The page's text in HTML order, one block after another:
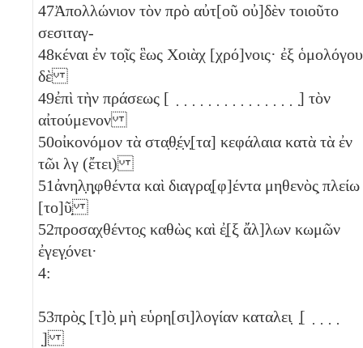
47Ἀπολλώνιον τὸν πρὸ αὐτ[οῦ οὐ]δὲν τοιοῦτο
σεσιταγ-
48κέναι ἐν το̣ῖς ἓως Χοιὰχ [χρό]νοις· ἐξ ὁμολόγου
δὲ
49ἐπὶ τὴν πράσεως [ ̣ ̣ ̣ ̣ ̣ ̣ ̣ ̣ ̣ ̣ ̣ ̣ ̣ ̣ ̣ ̣] τὸν
αἰτούμενον
50οἰκονόμον τὰ στα̣θ̣έ̣ν̣[τα] κεφάλαια κατὰ τὰ ἐν
τῶι λγ (ἔτει)
51ἀνηλ̣η̣φθέντα καὶ διαγρα̣[φ]έντα μηθενὸς̣ πλείω
[το]ῦ̣
52προσαχθέντο̣ς καθὼς καὶ ἐ̣[ξ ἄλ]λων κωμῶν
ἐγεγ̣όνει·
4:
53πρὸ̣ς̣ [τ]ὸ̣ μὴ εὑρη[σι]λογίαν καταλει̣ ̣[ ̣ ̣ ̣ ̣
̣]